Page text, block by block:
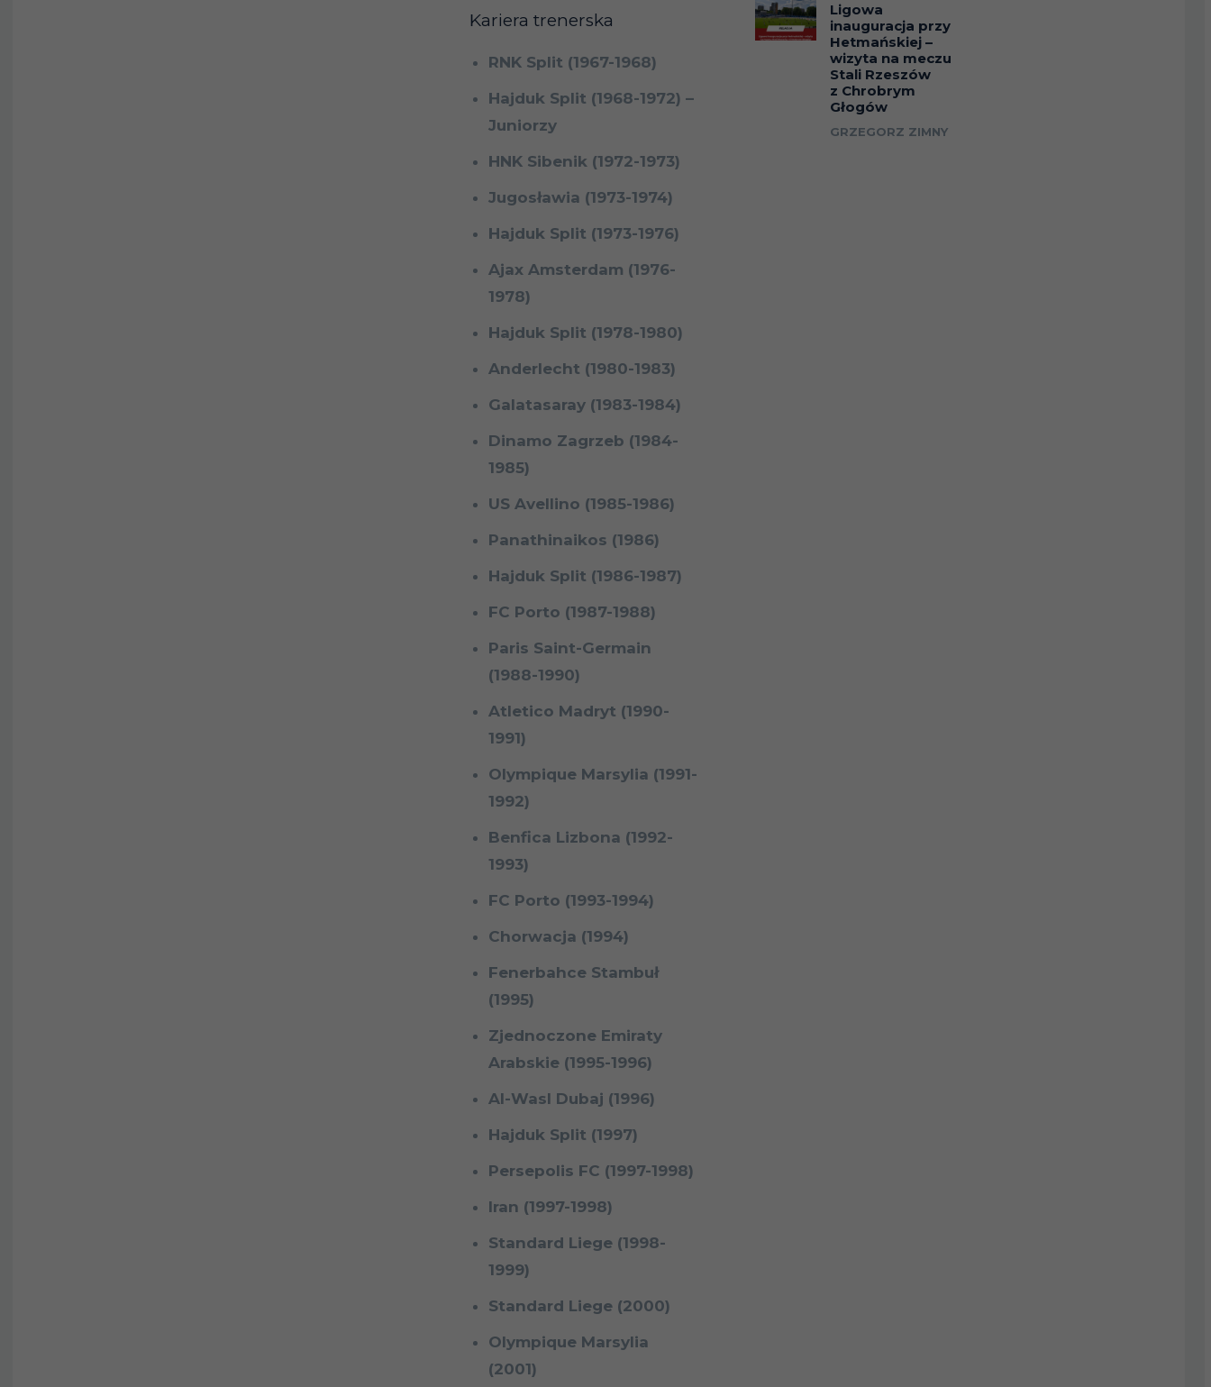
Kariera trenerska
RNK Split (1967-1968)
Hajduk Split (1968-1972) –
Juniorzy
HNK Sibenik (1972-1973)
Jugosławia (1973-1974)
Hajduk Split (1973-1976)
Ajax Amsterdam (1976-
1978)
Hajduk Split (1978-1980)
Anderlecht (1980-1983)
Galatasaray (1983-1984)
Dinamo Zagrzeb (1984-
1985)
US Avellino (1985-1986)
Panathinaikos (1986)
Hajduk Split (1986-1987)
FC Porto (1987-1988)
Paris Saint-Germain
(1988-1990)
Atletico Madryt (1990-
1991)
Olympique Marsylia (1991-
1992)
Benfica Lizbona (1992-
1993)
FC Porto (1993-1994)
Chorwacja (1994)
Fenerbahce Stambuł
(1995)
Zjednoczone Emiraty
Arabskie (1995-1996)
Al-Wasl Dubaj (1996)
Hajduk Split (1997)
Persepolis FC (1997-1998)
Iran (1997-1998)
Standard Liege (1998-
1999)
Standard Liege (2000)
Olympique Marsylia
(2001)
Ligowa
inauguracja przy
Hetmańskiej –
wizyta na meczu
Stali Rzeszów
z Chrobrym
Głogów
GRZEGORZ ZIMNY